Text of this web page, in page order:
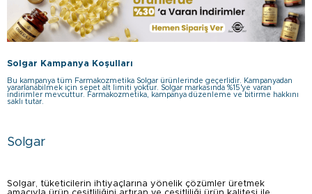
Solgar Kampanya Koşulları
Bu kampanya tüm Farmakozmetika Solgar ürünlerinde geçerlidir. Kampanyadan
yararlanabilmek için sepet alt limiti yoktur. Solgar markasında %15'ye varan
indirimler mevcuttur. Farmakozmetika, kampanya düzenleme ve bitirme hakkını
saklı tutar.
Solgar
Solgar, tüketicilerin ihtiyaçlarına yönelik çözümler üretmek